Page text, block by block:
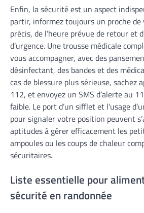
Enfin, la sécurité est un aspect
partir, informez toujours un proche
précis, de l’heure prévue de retour et
d’urgence. Une trousse médicale
vous accompagner, avec des
désinfectant, des bandes et des
cas de blessure plus sérieuse, sachez
112, et envoyez un SMS d’alerte au
faible. Le port d’un sifflet et l’usage
pour signaler votre position peuvent
aptitudes à gérer efficacement les
ampoules ou les coups de chaleur
sécuritaires.
Liste essentielle pour
sécurité en randonnée